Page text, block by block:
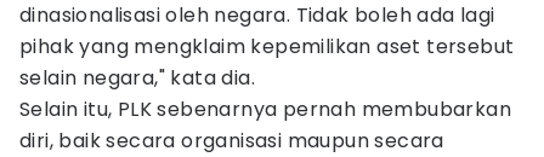
dinasionalisasi oleh negara. Tidak boleh ada lagi
pihak yang mengklaim kepemilikan aset tersebut
selain negara," kata dia.
Selain itu, PLK sebenarnya pernah membubarkan
diri, baik secara organisasi maupun secara